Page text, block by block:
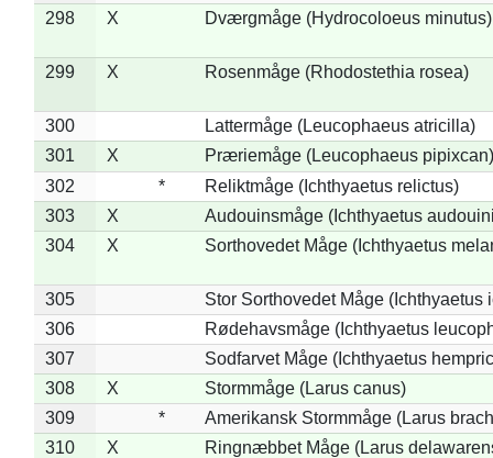
298
X Dværgmåge (Hydrocoloeus minutus)
299 X Rosenmåge (Rhodostethia rosea)
300
Lattermåge (Leucophaeus atricilla)
301
X
Præriemåge (Leucophaeus pipixcan)
302
*
Reliktmåge (Ichthyaetus relictus)
303
X
Audouinsmåge (Ichthyaetus
304
X Sorthovedet Måge (Ichthyaetus
305
Stor Sorthovedet Måge (Ichthyaetus
306
Rødehavsmåge (Ichthyaetus
307
Sodfarvet Måge (Ichthyaetus
308
X
Stormmåge (Larus canus)
309
*
Amerikansk Stormmåge (Larus
310
X Ringnæbbet Måge (Larus